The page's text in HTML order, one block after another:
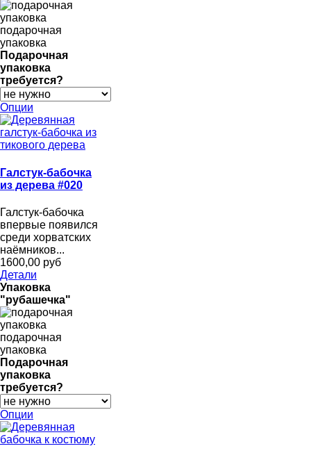
подарочная
упаковка
Подарочная
упаковка
требуется?
Опции
Галстук-бабочка
из дерева #020
Галстук-бабочка
впервые появился
среди хорватских
наёмников...
1600,00 руб
Детали
Упаковка
"рубашечка"
подарочная
упаковка
Подарочная
упаковка
требуется?
Опции